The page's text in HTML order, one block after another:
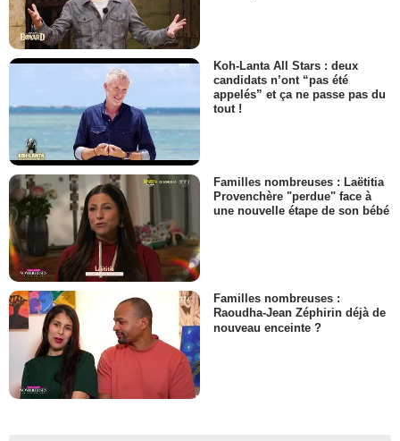
Koh-Lanta All Stars : deux
candidats n’ont “pas été
appelés” et ça ne passe pas du
tout !
Familles nombreuses : Laëtitia
Provenchère "perdue" face à
une nouvelle étape de son bébé
Familles nombreuses :
Raoudha-Jean Zéphirin déjà de
nouveau enceinte ?